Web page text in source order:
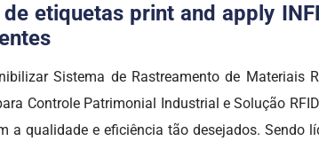
etiquetas print and apply
Sistema de Rastreamento de Materiais
Controle Patrimonial Industrial e Solução
a qualidade e eficiência tão desejados. Sendo